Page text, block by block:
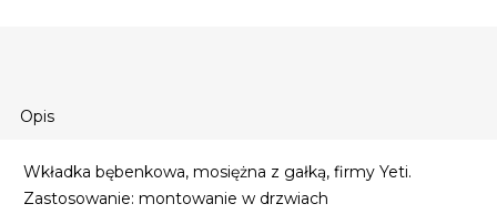
Opis
Wkładka bębenkowa, mosiężna z gałką, firmy Yeti.
Zastosowanie: montowanie w drzwiach